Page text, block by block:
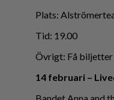
Plats:
Tid: 19.00
Övrigt: Få
14 februari –